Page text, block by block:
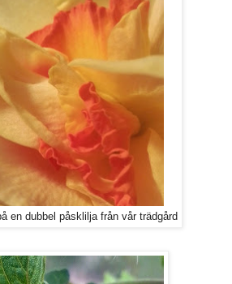
en dubbel påsklilja från vår trädgård